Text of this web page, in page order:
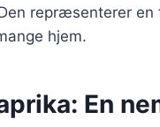
repræsenterer en
hjem.
En